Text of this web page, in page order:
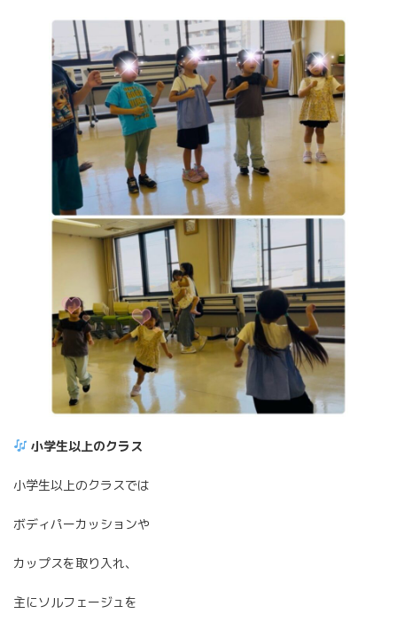
小学生以上のクラス
小学生以上のクラスでは
ボディパーカッションや
カップスを取り入れ、
主にソルフェージュを